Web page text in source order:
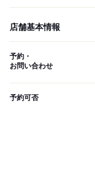
店舗基本情報
予約・
お問い合わせ
予約可否